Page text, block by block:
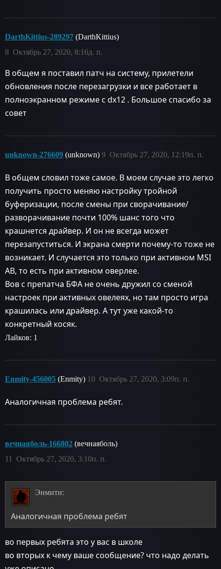
DarthKittius-289297 (DarthKittius)
Октябрь 27, 2020, 8:16д. п.
8
В общем я поставил патч на систему, прилетели
обновления после перезагрузки и все работает в
полноэкранном режиме с dx12 . Большое спасибо за
совет
unknown-276609 (unknown) Октябрь 27, 2020, 12:19п. п.
9
В общем словил тоже самое. В моем случае это легко
получить просто меняю настройку тройной
буферизации, после смены при сворачивание/
разворачивание почти 100% шанс того что
крашнется драйвер. И он не всегда может
перезапуститься. И экрана смерти почему-то тоже не
возникает. И случается это только при активном MSI
AB, то есть при активном оверлее.
Вов с препатча БФА не очень дружил со сменой
настроек при активных овелеях, но там просто игра
крашилась или драйвер. А тут уже какой-то
конкретный косяк.
Лайков: 1
Enmity-456005 (Enmity) Октябрь 27, 2020, 3:09п. п.
10
Аналогичная проблема ребят.
вечнаяболь-166802 (вечнаяболь)
Октябрь 27, 2020, 3:10п. п.
11
Энмити:
Аналогичная проблема ребят
во первых ребята это у вас в школе
во вторых к чему ваше сообщение? что надо делать